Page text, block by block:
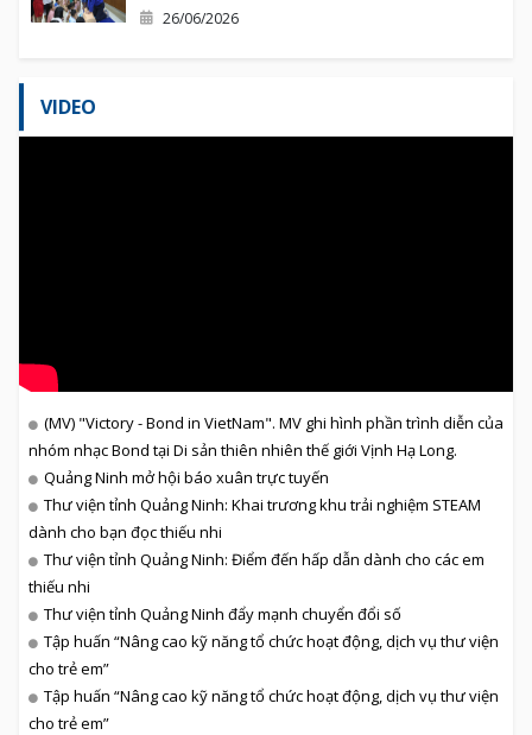
26/06/2026
VIDEO
(MV) "Victory - Bond in VietNam". MV ghi hình phần trình diễn của
nhóm nhạc Bond tại Di sản thiên nhiên thế giới Vịnh Hạ Long.
Quảng Ninh mở hội báo xuân trực tuyến
Thư viện tỉnh Quảng Ninh: Khai trương khu trải nghiệm STEAM
dành cho bạn đọc thiếu nhi
Thư viện tỉnh Quảng Ninh: Điểm đến hấp dẫn dành cho các em
thiếu nhi
Thư viện tỉnh Quảng Ninh đẩy mạnh chuyển đổi số
Tập huấn “Nâng cao kỹ năng tổ chức hoạt động, dịch vụ thư viện
cho trẻ em”
Tập huấn “Nâng cao kỹ năng tổ chức hoạt động, dịch vụ thư viện
cho trẻ em”